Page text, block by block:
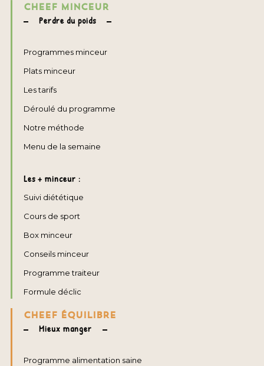
CHEEF MINCEUR
Perdre du poids
Programmes minceur
Plats minceur
Les tarifs
Déroulé du programme
Notre méthode
Menu de la semaine
Les + minceur :
Suivi diététique
Cours de sport
Box minceur
Conseils minceur
Programme traiteur
Formule déclic
CHEEF ÉQUILIBRE
Mieux manger
Programme alimentation saine